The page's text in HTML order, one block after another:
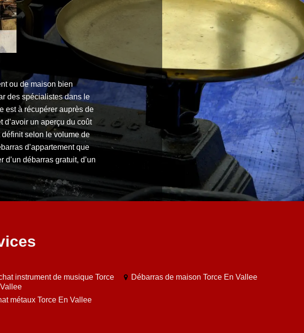
ou de maison bien
des spécialistes dans le
est à récupérer auprès de
d’avoir un aperçu du coût
selon le volume de
d’appartement que
débarras gratuit, d’un
instrument de musique Torce
Débarras de maison Torce En Vallee
métaux Torce En Vallee